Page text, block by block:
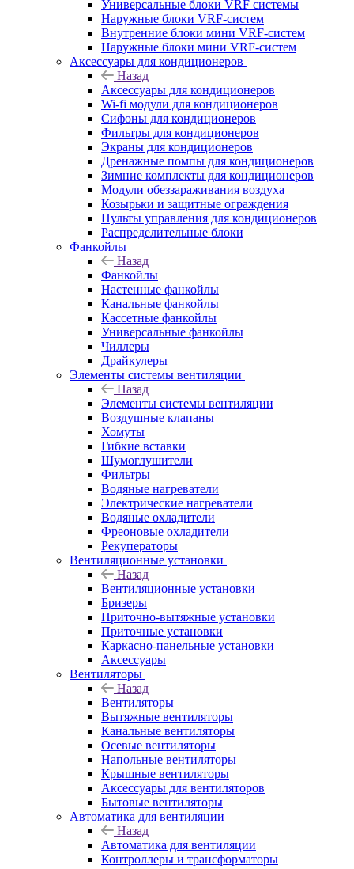
Универсальные блоки VRF системы
Наружные блоки VRF-систем
Внутренние блоки мини VRF-систем
Наружные блоки мини VRF-систем
Аксессуары для кондиционеров
Назад
Аксессуары для кондиционеров
Wi-fi модули для кондиционеров
Сифоны для кондиционеров
Фильтры для кондиционеров
Экраны для кондиционеров
Дренажные помпы для кондиционеров
Зимние комплекты для кондиционеров
Модули обеззараживания воздуха
Козырьки и защитные ограждения
Пульты управления для кондиционеров
Распределительные блоки
Фанкойлы
Назад
Фанкойлы
Настенные фанкойлы
Канальные фанкойлы
Кассетные фанкойлы
Универсальные фанкойлы
Чиллеры
Драйкулеры
Элементы системы вентиляции
Назад
Элементы системы вентиляции
Воздушные клапаны
Хомуты
Гибкие вставки
Шумоглушители
Фильтры
Водяные нагреватели
Электрические нагреватели
Водяные охладители
Фреоновые охладители
Рекуператоры
Вентиляционные установки
Назад
Вентиляционные установки
Бризеры
Приточно-вытяжные установки
Приточные установки
Каркасно-панельные установки
Аксессуары
Вентиляторы
Назад
Вентиляторы
Вытяжные вентиляторы
Канальные вентиляторы
Осевые вентиляторы
Напольные вентиляторы
Крышные вентиляторы
Аксессуары для вентиляторов
Бытовые вентиляторы
Автоматика для вентиляции
Назад
Автоматика для вентиляции
Контроллеры и трансформаторы